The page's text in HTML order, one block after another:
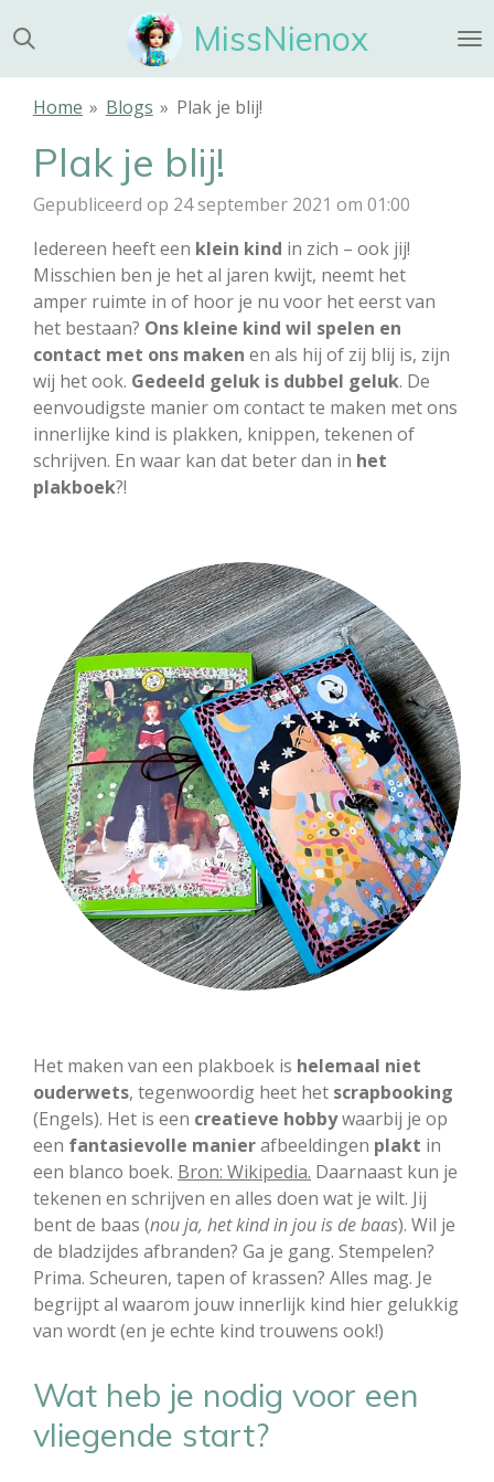
direct
naar
MissNienox
Home » Blogs » Plak je blij!
Plak je blij!
Gepubliceerd op 24 september 2021 om 01:00
Iedereen heeft een klein kind in zich – ook jij!
Misschien ben je het al jaren kwijt, neemt het
amper ruimte in of hoor je nu voor het eerst van
het bestaan? Ons kleine kind wil spelen en
contact met ons maken en als hij of zij blij is, zijn
wij het ook. Gedeeld geluk is dubbel geluk. De
eenvoudigste manier om contact te maken met ons
innerlijke kind is plakken, knippen, tekenen of
schrijven. En waar kan dat beter dan in het
plakboek?!
Het maken van een plakboek is helemaal niet
ouderwets, tegenwoordig heet het scrapbooking
(Engels). Het is een creatieve hobbywaarbij je op
een fantasievolle manierafbeeldingen plakt in
een blanco boek. Bron: Wikipedia. Daarnaast kun je
tekenen en schrijven en alles doen wat je wilt. Jij
bent de baas (nou ja, het kind in jou is de baas). Wil je
de bladzijdes afbranden? Ga je gang. Stempelen?
Prima. Scheuren, tapen of krassen? Alles mag. Je
begrijpt al waarom jouw innerlijk kind hier gelukkig
van wordt (en je echte kind trouwens ook!)
Wat heb je nodig voor een
vliegende start?